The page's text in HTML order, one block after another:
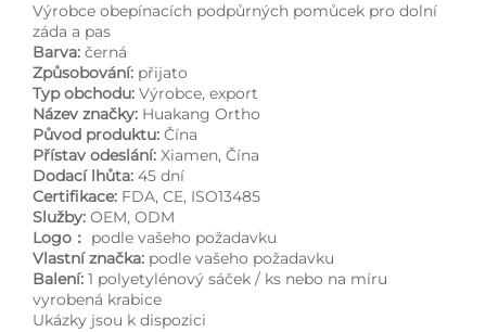
Výrobce obepínacích podpůrných pomůcek pro dolní
záda a pas
Barva: černá
Způsobování: přijato
Typ obchodu: Výrobce, export
Název značky: Huakang Ortho
Původ produktu: Čína
Přístav odeslání: Xiamen, Čína
Dodací lhůta: 45 dní
Certifikace: FDA, CE, ISO13485
Služby: OEM, ODM
Logo： podle vašeho požadavku
Vlastní značka: podle vašeho požadavku
Balení: 1 polyetylénový sáček / ks nebo na míru
vyrobená krabice
Ukázky jsou k dispozici